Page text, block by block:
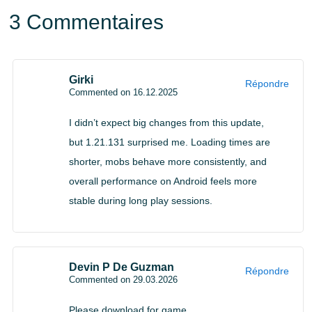
principal
performances
Options de téléchargement
pour les joueurs
Tu peux Download Minecraft 1.21.131 APK
builds de cette ligne de release, consulte la section
Minecraft PE 1.21 download category
3 Commentaires
Girki
Commented on 16.12.2025
I didn’t expect big changes from this update,
but 1.21.131 surprised me. Loading times are
shorter, mobs behave more consistently, and
overall performance on Android feels more
stable during long play sessions.
Répondre
Devin P De Guzman
Commented on 29.03.2026
Répondre